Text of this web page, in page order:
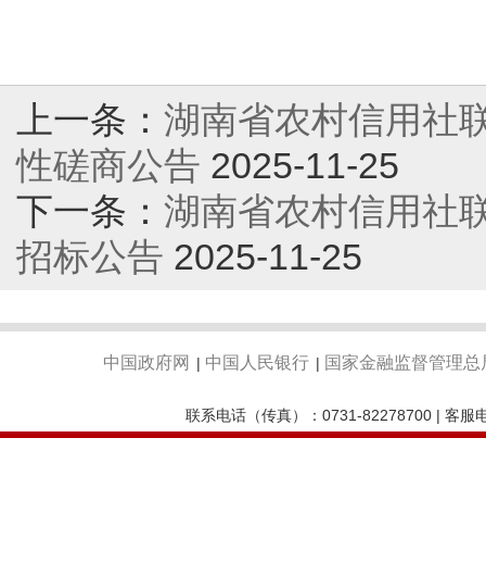
上一条： 湖南省农村信用社
性磋商公告 2025-11-25
下一条： 湖南省农村信用社
招标公告 2025-11-25
中国政府网 | 中国人民银行 | 国家金融监督管理总
联系电话（传真）：0731-82278700 | 客服